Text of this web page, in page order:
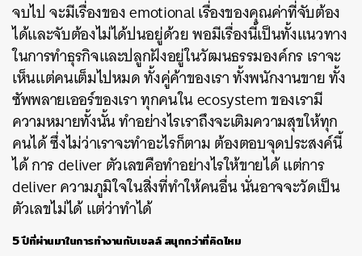
จบไป จะมีเรื่องของ emotional เรื่องของคุณค่าที่จับต้อง
ได้และจับต้องไม่ได้ปนอยู่ด้วย พอมีเรื่องนี้เป็นทั้งแนวทาง
ในการทำธุรกิจและปลูกฝังอยู่ในวัฒนธรรมองค์กร เราจะ
เห็นแต่คนเต็มไปหมด ทั้งคู่ค้าของเรา ทั้งพนักงานขาย ทั้ง
ซัพพลายเออร์ของเรา ทุกคนใน ecosystem ของเรามี
ความหมายทั้งนั้น ทำอย่างไรเราถึงจะเติมความสุขให้ทุก
คนได้ ซึ่งไม่ว่าเราจะทำอะไรก็ตาม ต้องตอบจุดประสงค์นี้
ได้ การ deliver ตัวเลขคือทำอย่างไรให้ขายได้ แต่การ
deliver ความภูมิใจในสิ่งที่ทำให้คนอื่น นั่นอาจจะวัดเป็น
ตัวเลขไม่ได้ แต่ว่าทำได้
5 ปีที่ผ่านมาในการทำงานกับเชลล์ สนุกกว่าที่คิดไหม